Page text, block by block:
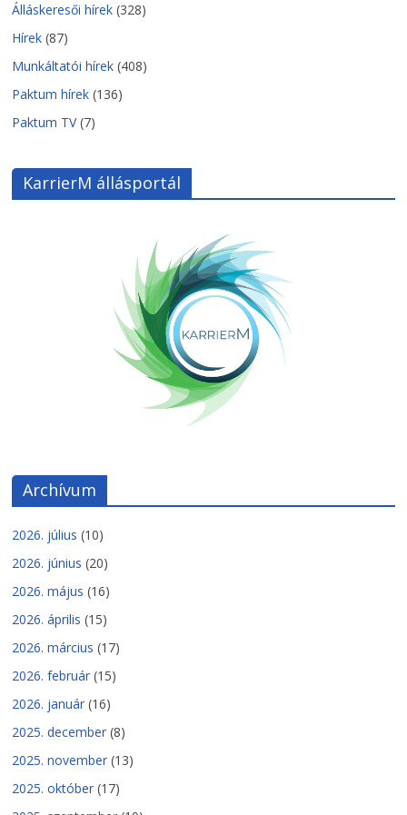
Álláskeresői hírek (328)
Hírek (87)
Munkáltatói hírek (408)
Paktum hírek (136)
Paktum TV(7)
KarrierM állásportál
Archívum
2026. július (10)
2026. június (20)
2026. május (16)
2026. április (15)
2026. március (17)
2026. február (15)
2026. január (16)
2025. december (8)
2025. november (13)
2025. október (17)